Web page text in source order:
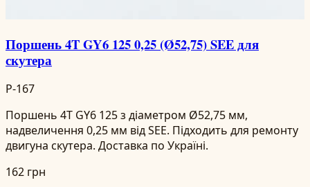
Поршень 4T GY6 125 0,25 (Ø52,75) SEE для
скутера
P-167
Поршень 4T GY6 125 з діаметром Ø52,75 мм,
надвеличення 0,25 мм від SEE. Підходить для ремонту
двигуна скутера. Доставка по Україні.
162 грн